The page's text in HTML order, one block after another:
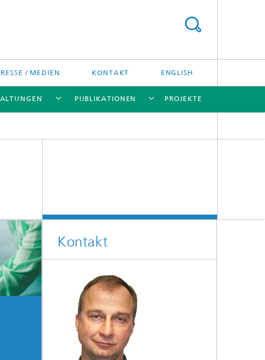
/ MEDIEN KONTAKT ENGLISH
PUBLIKATIONEN PROJEKTE
Kontakt